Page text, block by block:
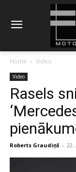
Home Video
Video
Rasels
Roberts Graudiņš - 22.